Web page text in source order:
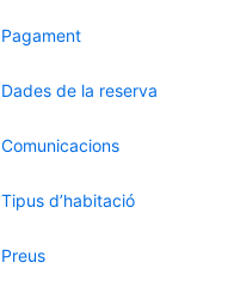
Pagament
Dades de la reserva
Comunicacions
Tipus d’habitació
Preus